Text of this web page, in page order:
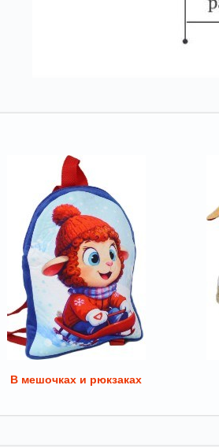
В мешочках и рюкзаках